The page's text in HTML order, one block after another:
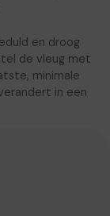
en droog
de vleug met
minimale
in een